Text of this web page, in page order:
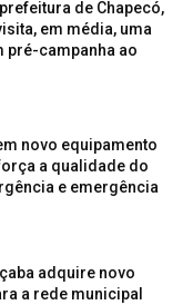
de Chapecó,
em média, uma
pré-campanha ao
novo equipamento
a qualidade do
e emergência
adquire novo
a rede municipal